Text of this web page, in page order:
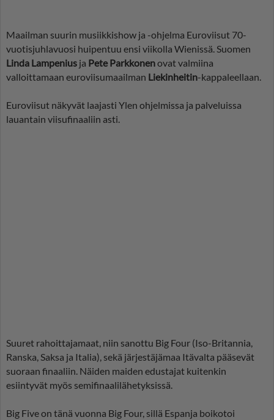
Maailman suurin musiikkishow ja -ohjelma Euroviisut 70-
vuotisjuhlavuosi huipentuu ensi viikolla Wienissä. Suomen
Linda Lampenius ja Pete Parkkonenovat valmiina
valloittamaan euroviisumaailman Liekinheitin-kappaleellaan.
Euroviisut näkyvät laajasti Ylen ohjelmissa ja palveluissa
lauantain viisufinaaliin asti.
Suuret rahoittajamaat, niin sanottu Big Four (Iso-Britannia,
Ranska, Saksa ja Italia), sekä järjestäjämaa Itävalta pääsevät
suoraan finaaliin. Näiden maiden edustajat kuitenkin
esiintyvät myös semifinaalilähetyksissä.
Big Five on tänä vuonna Big Four, sillä Espanja boikotoi